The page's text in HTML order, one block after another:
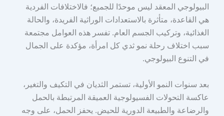
البيولوجي المعقد ليس موحدًا للجميع؛ فالاختلافات الفردية
هي القاعدة، متأثرة بالاستعدادات الوراثية الفريدة، والحالة
الغذائية، وتركيب الجسم العام. تفسر هذه العوامل مجتمعة
سبب اختلاف رحلة نمو ثدي كل امرأة، مؤكدة على الجمال
في التنوع البيولوجي.
بعد سنوات النمو الأولية، تستمر الثديان في التكيف والتغير،
عاكسة التحولات الفسيولوجية العميقة المرتبطة بالحمل
والرضاعة والطبيعة الدورية للحيض. يحفز الحمل، على وجه